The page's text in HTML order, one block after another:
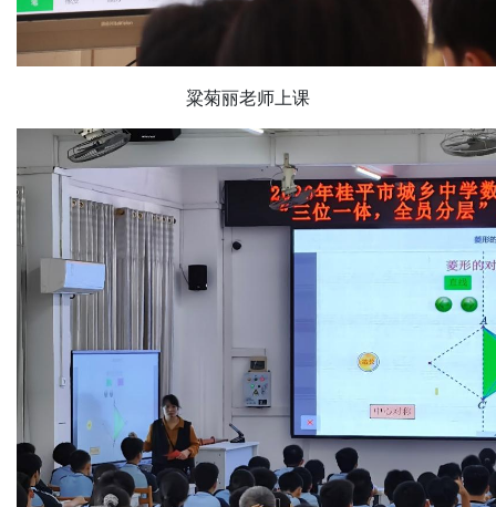
粱菊丽老师上课